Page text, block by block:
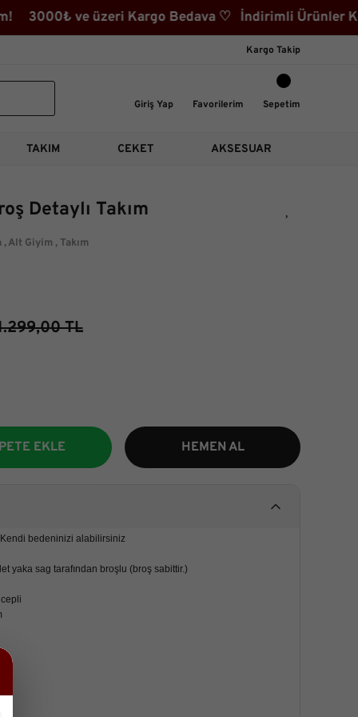
Kargo Bedava ♡ İndirimli Ürünler
Kargo Takip
Giriş Yap Favorilerim Sepetim
TAKIM CEKET AKSESUAR
Detaylı Takım
,Alt Giyim , Takım
TL
EKLE HEMEN AL
bedeninizi alabilirsiniz
yaka sag tarafından broşlu (broş sabittir.)